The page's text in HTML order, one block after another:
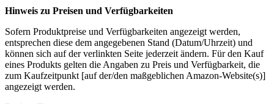
Hinweis zu Preisen und Verfügbarkeiten
Sofern Produktpreise und Verfügbarkeiten angezeigt werden,
entsprechen diese dem angegebenen Stand (Datum/Uhrzeit) und
können sich auf der verlinkten Seite jederzeit ändern. Für den Kauf
eines Produkts gelten die Angaben zu Preis und Verfügbarkeit, die
zum Kaufzeitpunkt [auf der/den maßgeblichen Amazon-Website(s)]
angezeigt werden.